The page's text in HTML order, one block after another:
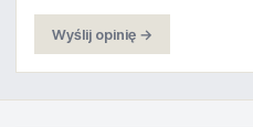
Wyślij opinię →